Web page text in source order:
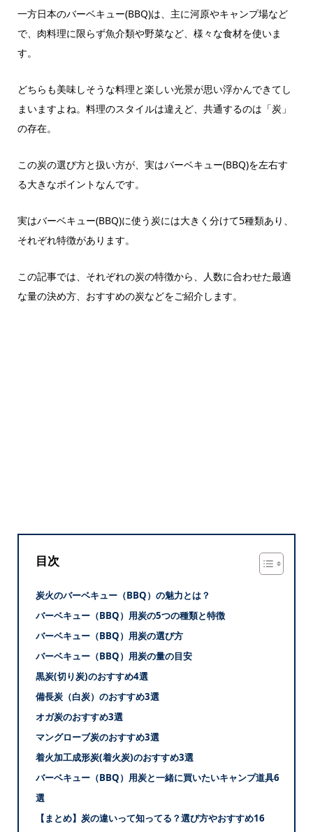
一方日本のバーベキュー(BBQ)は、主に河原やキャンプ場など
で、肉料理に限らず魚介類や野菜など、様々な食材を使いま
す。
どちらも美味しそうな料理と楽しい光景が思い浮かんできてし
まいますよね。料理のスタイルは違えど、共通するのは「炭」
の存在。
この炭の選び方と扱い方が、実はバーベキュー(BBQ)を左右す
る大きなポイントなんです。
実はバーベキュー(BBQ)に使う炭には大きく分けて5種類あり、
それぞれ特徴があります。
この記事では、それぞれの炭の特徴から、人数に合わせた最適
な量の決め方、おすすめの炭などをご紹介します。
目次
炭火のバーベキュー（BBQ）の魅力とは？
バーベキュー（BBQ）用炭の5つの種類と特徴
バーベキュー（BBQ）用炭の選び方
バーベキュー（BBQ）用炭の量の目安
黒炭(切り炭)のおすすめ4選
備長炭（白炭）のおすすめ3選
オガ炭のおすすめ3選
マングローブ炭のおすすめ3選
着火加工成形炭(着火炭)のおすすめ3選
バーベキュー（BBQ）用炭と一緒に買いたいキャンプ道具6
選
【まとめ】炭の違いって知ってる？選び方やおすすめ16